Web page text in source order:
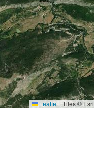
Leaflet |Tiles © Esri